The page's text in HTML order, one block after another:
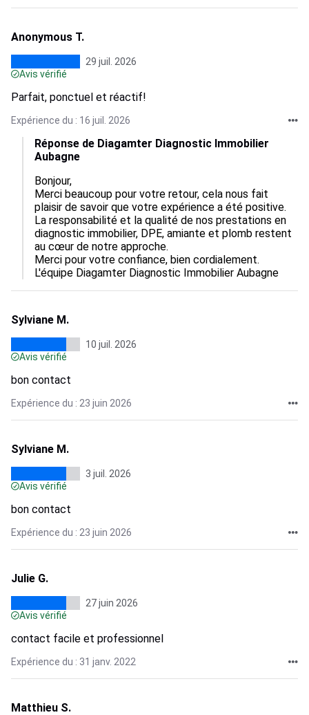
Anonymous T.
29 juil. 2026
Avis vérifié
Parfait, ponctuel et réactif!
Expérience du : 16 juil. 2026
Réponse de Diagamter Diagnostic Immobilier
Aubagne
Bonjour,
Merci beaucoup pour votre retour, cela nous fait
plaisir de savoir que votre expérience a été positive.
La responsabilité et la qualité de nos prestations en
diagnostic immobilier, DPE, amiante et plomb restent
au cœur de notre approche.
Merci pour votre confiance, bien cordialement.
L'équipe Diagamter Diagnostic Immobilier Aubagne
Sylviane M.
10 juil. 2026
Avis vérifié
bon contact
Expérience du : 23 juin 2026
Sylviane M.
3 juil. 2026
Avis vérifié
bon contact
Expérience du : 23 juin 2026
Julie G.
27 juin 2026
Avis vérifié
contact facile et professionnel
Expérience du : 31 janv. 2022
Matthieu S.